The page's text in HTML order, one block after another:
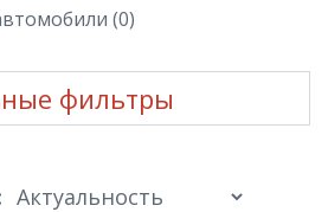
(0)
фильтры